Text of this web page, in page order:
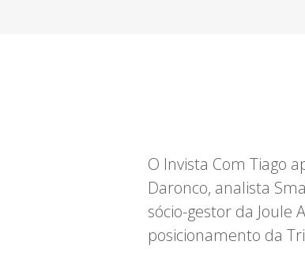
O Invista Com Tiago
Daronco, analista
sócio-gestor da
posicionamento da